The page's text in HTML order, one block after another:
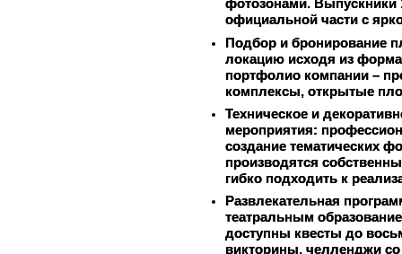
фотозонами. Выпускники
официальной части с
Подбор и бронирование
локацию исходя из
портфолио компании –
комплексы, открытые
Техническое и
мероприятия:
создание тематических
производятся
гибко подходить к
Развлекательная
театральным
доступны квесты до
викторины, челленджи